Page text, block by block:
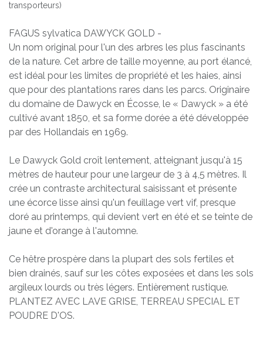
transporteurs)
FAGUS sylvatica DAWYCK GOLD -
Un nom original pour l'un des arbres les plus fascinants
de la nature. Cet arbre de taille moyenne, au port élancé,
est idéal pour les limites de propriété et les haies, ainsi
que pour des plantations rares dans les parcs. Originaire
du domaine de Dawyck en Écosse, le « Dawyck » a été
cultivé avant 1850, et sa forme dorée a été développée
par des Hollandais en 1969.
Le Dawyck Gold croît lentement, atteignant jusqu'à 15
mètres de hauteur pour une largeur de 3 à 4,5 mètres. Il
crée un contraste architectural saisissant et présente
une écorce lisse ainsi qu'un feuillage vert vif, presque
doré au printemps, qui devient vert en été et se teinte de
jaune et d'orange à l'automne.
Ce hêtre prospère dans la plupart des sols fertiles et
bien drainés, sauf sur les côtes exposées et dans les sols
argileux lourds ou très légers. Entièrement rustique.
PLANTEZ AVEC LAVE GRISE, TERREAU SPECIAL ET
POUDRE D'OS.